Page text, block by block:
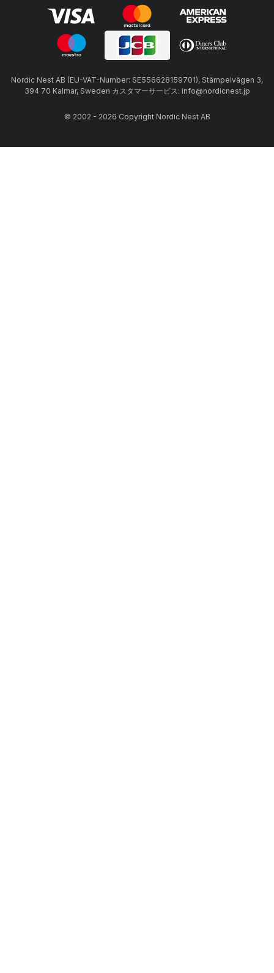
Nordic Nest AB (EU-VAT-Number: SE556628159701), Stämpelvägen 3,
394 70 Kalmar, Sweden カスタマーサービス: info@nordicnest.jp
© 2002 - 2026 Copyright Nordic Nest AB